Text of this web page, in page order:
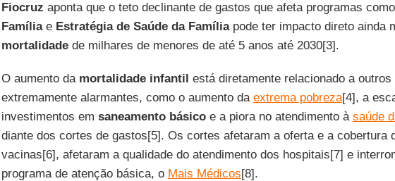
Fiocruz aponta que o teto declinante de gastos que afeta programas
Famíliae Estratégia de Saúde da Famíliapode ter impacto direto ainda
mortalidadede milhares de menores de até 5 anos até 2030[3].
O aumento da mortalidade infantil está diretamente relacionado a outros
extremamente alarmantes, como o aumento da extrema pobreza[4], a
investimentos em saneamento básicoe a piora no atendimento à saúde
diante dos cortes de gastos[5]. Os cortes afetaram a oferta e a cobertura
vacinas[6], afetaram a qualidade do atendimento dos hospitais[7] e
programa de atenção básica, o Mais Médicos[8].